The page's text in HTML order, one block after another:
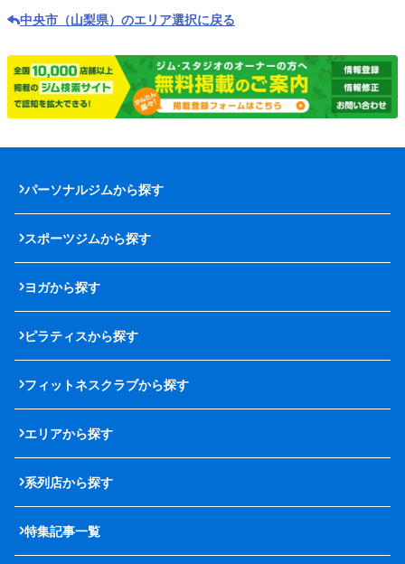
中央市（山梨県）のエリア選択に戻る
パーソナルジムから探す
スポーツジムから探す
ヨガから探す
ピラティスから探す
フィットネスクラブから探す
エリアから探す
系列店から探す
特集記事一覧